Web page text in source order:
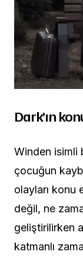
Dark’ın
Winden isimli
çocuğun
olayları konu
değil, ne
geliştirilirken
katmanlı